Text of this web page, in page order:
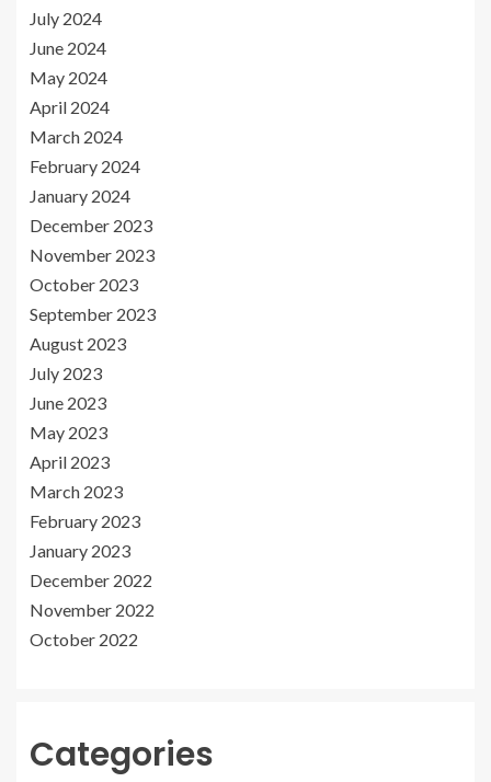
July 2024
June 2024
May 2024
April 2024
March 2024
February 2024
January 2024
December 2023
November 2023
October 2023
September 2023
August 2023
July 2023
June 2023
May 2023
April 2023
March 2023
February 2023
January 2023
December 2022
November 2022
October 2022
Categories